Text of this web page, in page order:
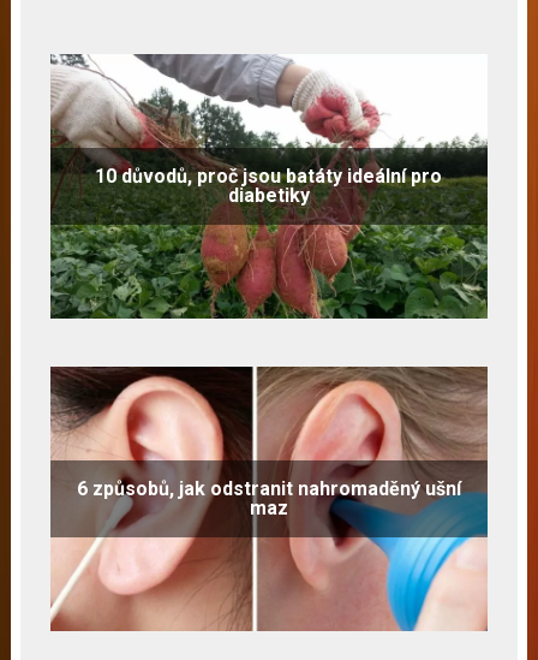
10 důvodů, proč jsou batáty ideální pro
diabetiky
6 způsobů, jak odstranit nahromaděný ušní
maz